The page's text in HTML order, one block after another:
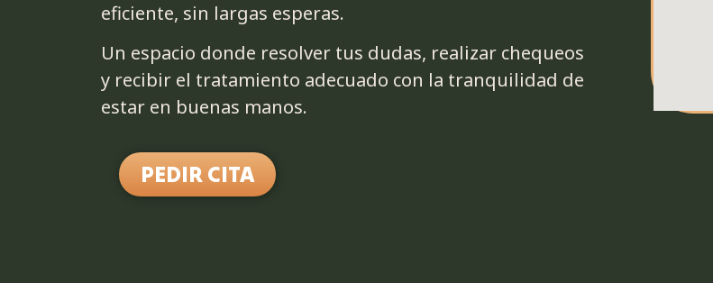
eficiente, sin largas esperas.
Un espacio donde resolver tus dudas, realizar chequeos
y recibir el tratamiento adecuado con la tranquilidad de
estar en buenas manos.
PEDIR CITA